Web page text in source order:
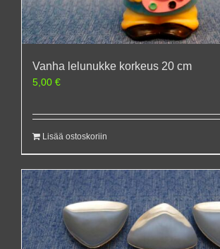
Vanha lelunukke korkeus 20 cm
5,00 €
Lisää ostoskoriin